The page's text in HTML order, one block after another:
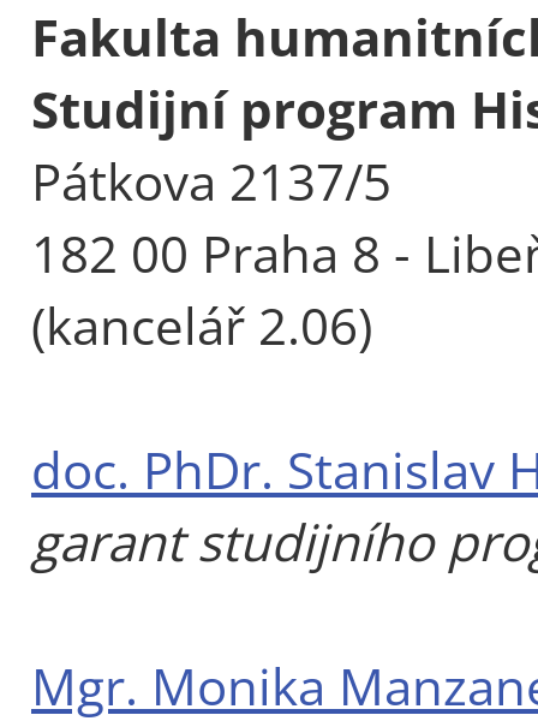
Fakulta
Studijní program
Pátkova 2137/5
182 00 Praha 8 -
(kancelář 2.06)
doc. PhDr. Stanislav
garant studijního
Mgr. Monika